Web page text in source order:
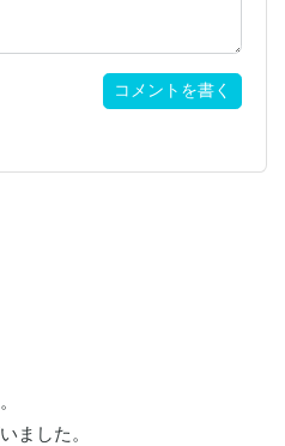
コメントを書く
ました。